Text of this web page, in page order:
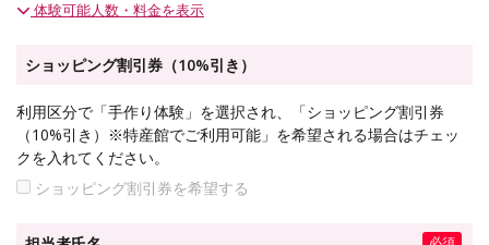
体験可能人数・料金を表示
ショッピング割引券（10%引き）
利用区分で「手作り体験」を選択され、「ショッピング割引券
（10%引き）※特産館でご利用可能」を希望される場合はチェッ
クを入れてください。
ショッピング割引券を希望する